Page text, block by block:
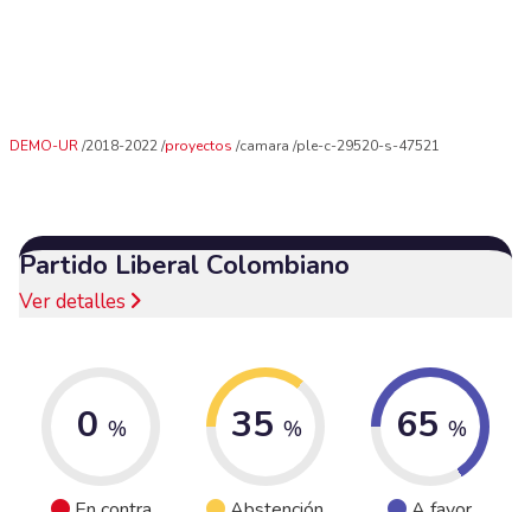
DEMO-UR 2018-2022 proyectos camara ple-c-29520-s-47521
Partido Liberal Colombiano
Ver detalles
0 % 35 % 65 %